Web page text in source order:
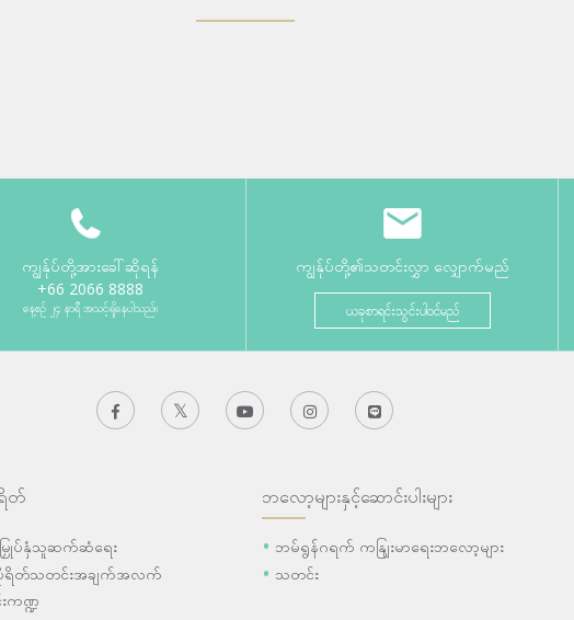
ကျွန်ုပ်တို့အားခေါ်ဆိုရန်
+66 2066 8888
နေ့စဉ် ၂၄ နာရီ အသင့်ရှိနေပါသည်။
ကျွန်ုပ်တို့၏သတင်းလွှာ လျှောက်မည်
ယခုစာရင်းသွင်းပါဝင်မည်
တ်
မြှုပ်နှံသူဆက်ဆံရေး
ရိတ်သတင်းအချက်အလက်
ကဏ္ဍ
ဘလော့များနှင့်ဆောင်းပါးများ
ဘမ်ရွန်ဂရက် ကနျြးမာရေးဘလော့များ
သတင်း